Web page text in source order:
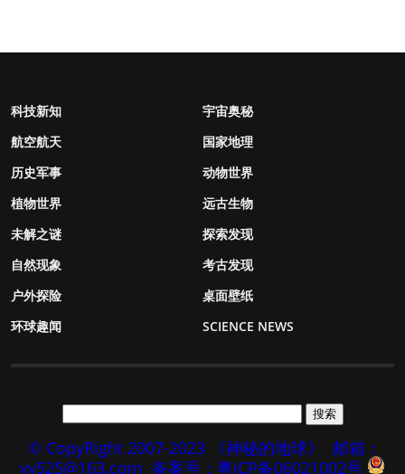
科技新知
宇宙奥秘
航空航天
国家地理
历史军事
动物世界
植物世界
远古生物
未解之谜
探索发现
自然现象
考古发现
户外探险
桌面壁纸
环球趣闻
SCIENCE NEWS
© CopyRight 2007-2023 《神秘的地球》
邮箱：
yy525@163.com 备案号：粤ICP备06021002号